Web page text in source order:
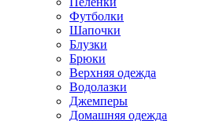
Футболки
Шапочки
Блузки
Брюки
Верхняя одежда
Водолазки
Джемперы
Домашняя одежда